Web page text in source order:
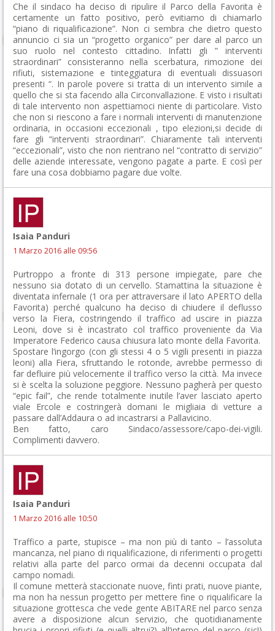
Che il sindaco ha deciso di ripulire il Parco della Favorita è
certamente un fatto positivo, però evitiamo di chiamarlo
“piano di riqualificazione”. Non ci sembra che dietro questo
annuncio ci sia un “progetto organico” per dare al parco un
suo ruolo nel contesto cittadino. Infatti gli ” interventi
straordinari” consisteranno nella scerbatura, rimozione dei
rifiuti, sistemazione e tinteggiatura di eventuali dissuasori
presenti “. In parole povere si tratta di un intervento simile a
quello che si sta facendo alla Circonvallazione. E visto i risultati
di tale intervento non aspettiamoci niente di particolare. Visto
che non si riescono a fare i normali interventi di manutenzione
ordinaria, in occasioni eccezionali , tipo elezioni,si decide di
fare gli “interventi straordinari”. Chiaramente tali interventi
“eccezionali”, visto che non rientrano nel “contratto di servizio”
delle aziende interessate, vengono pagate a parte. E così per
fare una cosa dobbiamo pagare due volte.
Isaia Panduri
1 Marzo 2016 alle 09:56
Purtroppo a fronte di 313 persone impiegate, pare che
nessuno sia dotato di un cervello. Stamattina la situazione è
diventata infernale (1 ora per attraversare il lato APERTO della
Favorita) perché qualcuno ha deciso di chiudere il deflusso
verso la Fiera, costringendo il traffico ad uscire in piazza
Leoni, dove si è incastrato col traffico proveniente da Via
Imperatore Federico causa chiusura lato monte della Favorita.
Spostare l’ingorgo (con gli stessi 4 o 5 vigili presenti in piazza
leoni) alla Fiera, sfruttando le rotonde, avrebbe permesso di
far defluire più velocemente il traffico verso la città. Ma invece
si è scelta la soluzione peggiore. Nessuno pagherà per questo
“epic fail”, che rende totalmente inutile l’aver lasciato aperto
viale Ercole e costringerà domani le migliaia di vetture a
passare dall’Addaura o ad incastrarsi a Pallavicino.
Ben fatto, caro Sindaco/assessore/capo-dei-vigili.
Complimenti davvero.
Isaia Panduri
1 Marzo 2016 alle 10:50
Traffico a parte, stupisce – ma non più di tanto – l’assoluta
mancanza, nel piano di riqualificazione, di riferimenti o progetti
relativi alla parte del parco ormai da decenni occupata dal
campo nomadi.
Il comune metterà staccionate nuove, finti prati, nuove piante,
ma non ha nessun progetto per mettere fine o riqualificare la
situazione grottesca che vede gente ABITARE nel parco senza
avere a disposizione alcun servizio, che quotidianamente